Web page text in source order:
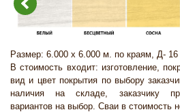
Размер: 6.000 х 6.000 м. по краям, Д-
В стоимость входит: изготовление,
вид и цвет покрытия по выбору
наличия на складе, заказчику
вариантов на выбор. Сваи в стоимость